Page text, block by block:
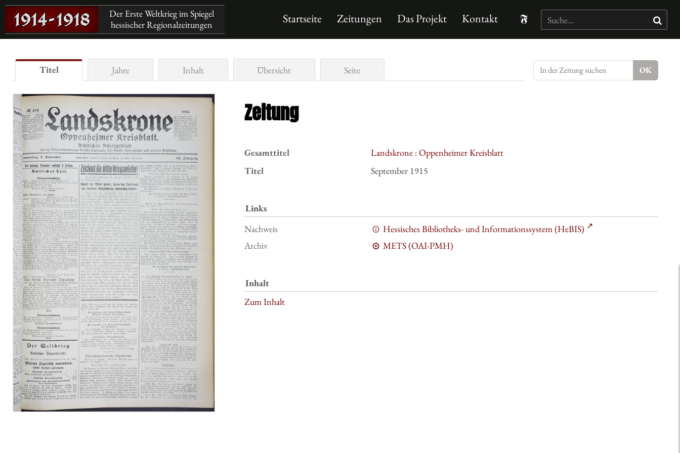
Der Erste Weltkrieg im Spiegel
hessischer Regionalzeitungen
Startseite Zeitungen Das Projekt Kontakt
Titel Jahre Inhalt Übersicht Seite
Zeitung
Gesamttitel
Landskrone : Oppenheimer Kreisblatt
Titel
September 1915
Links
Nachweis
Hessisches Bibliotheks- und Informationssystem (HeBIS)
Archiv
METS (OAI-PMH)
Inhalt
Zum Inhalt